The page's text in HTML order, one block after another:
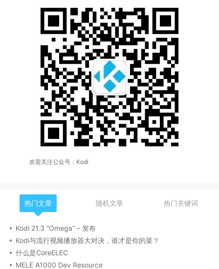
欢迎关注公众号：Kodi
热门文章 随机文章 热门关键词
Kodi 21.3 “Omega” – 发布
Kodi与流行视频播放器大对决，谁才是你的菜？
什么是CoreELEC
MELE A1000 Dev Resource